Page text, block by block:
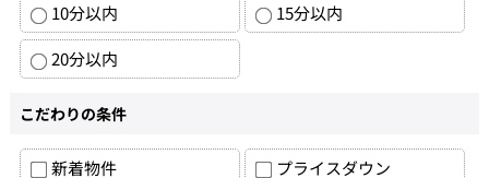
10分以内
15分以内
20分以内
こだわりの条件
新着物件
プライスダウン